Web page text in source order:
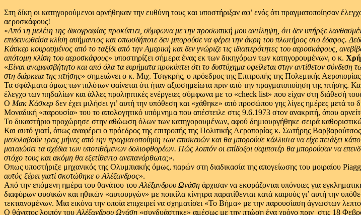
Στη δίκη οι κατηγορούμενοι αρνήθηκαν την ευθύνη τους και υποστήριξαν αφ’ ενός ότι πραγματοποίησαν
αεροσκάφους!
«Από τη μελέτη της δικογραφίας προκύπτει, σύμφωνα με την προσωπική μου αντίληψη, ότι δεν υπήρξε
επιδεινωθείσα κλίση ασήμαντος και οπωσδήποτε δεν μπορούσε να φέρει την άκρη του πλωτήρος στο έδαφος.
Κάσκερ κουρασμένος από το ταξίδι από την Αμερική και δεν γνώριζε τις ιδιαιτερότητες του αεροσκάφους,
απότομη κλίση του αεροσκάφους» υποστηρίζει σήμερα ένας εκ των δικηγόρων των κατηγορουμένων, ο κ.
«Είναι αναμφισβήτητο και από όλα τα ευρήματα προκύπτει ότι το δυστύχημα οφείλεται στην αντίθετον
στη διάρκεια της πτήσης» σημειώνει ο κ. Μιχ. Τσιγκρής, ο πρόεδρος της Επιτροπής της Πολεμικής
Τα σφάλματα όμως των πιλότων φαίνεται ότι ήταν αξιοσημείωτα πριν από την πραγματοποίηση της πτήσης.
έλεγχο των πηδαλίων και άλλες προληπτικές ενέργειες σύμφωνα με το «check list» που είχαν στη διάθεσή
Ο Μακ Κάσκερ δεν έχει μιλήσει γι’ αυτή την υπόθεση και «χάθηκε» από προσώπου γης λίγες ημέρες μετά
Μοναδική «παρουσία» του το απολογητικό υπόμνημα που απέστειλε στις 9.6.1973 στον ανακριτή, όπου
Το δικαστήριο προχώρησε στην αθώωση όλων των κατηγορουμένων, αφού δημιουργήθηκε σειρά
Και αυτό γιατί, όπως αναφέρει ο πρόεδρος της επιτροπής της Πολιτικής Αεροπορίας κ. Σωτήρης
μεσολαβούν τρεις μήνες από την πραγματοποίηση των επισκευών και θα μπορούσε κάλλιστα να είχε πετάξει
ματαιώσει τα σχέδια των υποτιθέμενων δολιοφθορέων. Πώς λοιπόν οι επίδοξοι σαμποτέρ θα μπορούσαν να
στόχο τους και ακόμη θα εξετίθεντο ανεπανόρθωτα;».
Οπως υποστήριζε μηχανικός της Ολυμπιακής όμως, παρών στη διαδικασία της απογείωσης του μοιραίου
αυτός ξέρει γιατί σκοτώθηκε ο Αλέξανδρος».
Από την επόμενη ημέρα του θανάτου του Αλέξανδρου Ωνάση άρχισαν να εκφράζονται υπόνοιες για
διαφόρων φυσικών και ηθικών «αυτουργών» με ποικίλα κίνητρα παρατίθενται κατά καιρούς γι’ αυτή την
τεκταινομένων. Μια εικόνα την οποία επιχειρεί να σχηματίσει «Το Βήμα» με την παρουσίαση άγνωστων
Ο θάνατος λοιπόν του Αλέξανδρου Ωνάση «συνδυάστηκε» αμέσως με την πτώση ένα χρόνο πριν ­ στις 18